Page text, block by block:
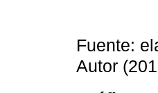
Fuente:
Autor